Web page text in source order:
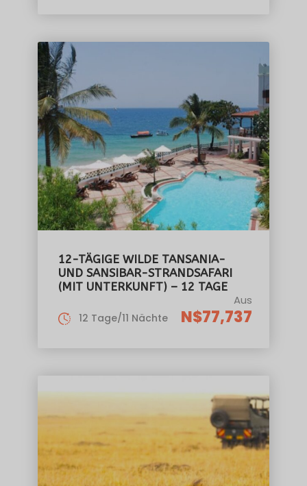
12-TÄGIGE WILDE TANSANIA-
UND SANSIBAR-STRANDSAFARI
(MIT UNTERKUNFT) – 12 TAGE
Aus
N$77,737
12 Tage/11 Nächte